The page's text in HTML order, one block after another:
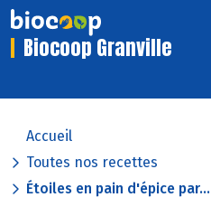
Biocoop Granville
Accueil
Toutes nos recettes
Étoiles en pain d'épice par...